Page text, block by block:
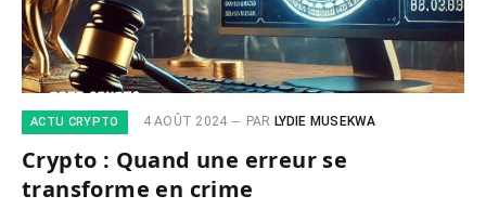
ACTU CRYPTO 4 AOÛT 2024 PAR LYDIE MUSEKWA
Crypto : Quand une erreur se
transforme en crime